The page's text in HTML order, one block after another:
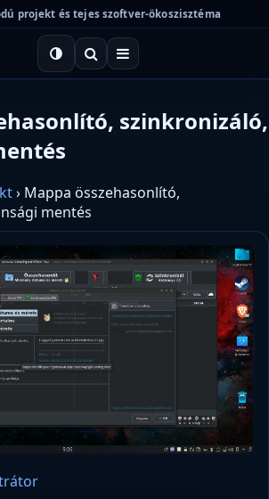
projekt és tejes szoftver-ökoszisztéma
szinkronizáló,
› Mappa összehasonlító,
mentés